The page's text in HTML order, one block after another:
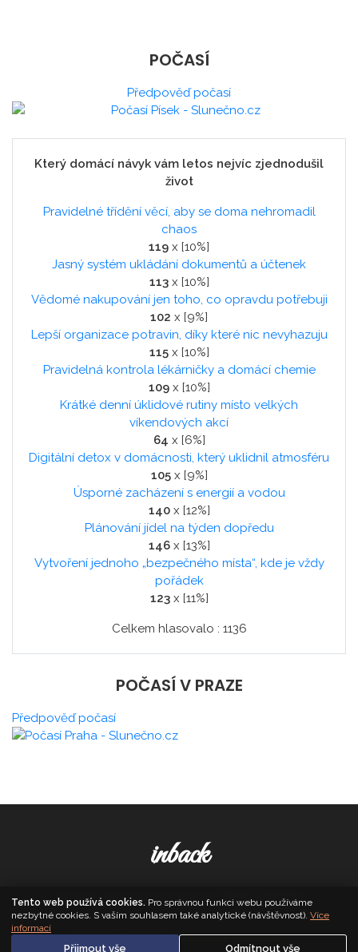
POČASÍ
Předpověď počasí
Který domácí návyk vám letos nejvíc zjednodušil
život
Pravidelné třídění věcí, aby se doma nehromadil
chaos
119 x [10%]
Jasný systém ukládání dokumentů a účtenek
113x [10%]
Vědomé nakupování jen toho, co opravdu potřebuji
102 x [9%]
Lepší organizace potravin, díky které nic nevyhazuju
115x [10%]
Pravidelná kontrola lékárničky a domácí chemie
109x [10%]
Krátké denní úklidové rutiny místo velkých
víkendových akcí
64 x [6%]
Digitální detox v domácnosti, který uklidnil atmosféru
105x [9%]
Úsporné zacházení s energií a vodou
140x [12%]
Plánování jídel na týden dopředu
146x [13%]
Vytvoření jednoho „bezpečného místa“, kde je vždy
pořádek
123x [11%]
Celkem hlasovalo : 1136
POČASÍ V PRAZE
Předpověď počasí
inback
© 2026. All Rights Reserved, Media Populus
Zásady cookies·Nastavení soukromí
Tento web používá cookies. Pro správnou funkci webu používáme
nezbytné cookies. S vaším souhlasem také analytické (návštěvnost). Více
informací
Přijmout vše Odmítnout vše